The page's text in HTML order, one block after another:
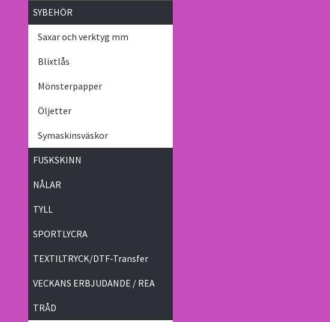
SYBEHÖR
Saxar och verktyg mm
Blixtlås
Mönsterpapper
Öljetter
Symaskinsväskor
FUSKSKINN
NÅLAR
TYLL
SPORTLYCRA
TEXTILTRYCK/DTF-Transfer
VECKANS ERBJUDANDE / REA
TRÅD